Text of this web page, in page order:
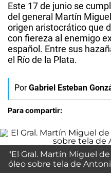
Este 17 de junio se
del general Martín
origen aristocrático que
con fiereza al enemigo
español. Entre sus
el Río de la Plata.
Por Gabriel Esteban
Para compartir:
"El Gral. Martín Miguel
óleo sobre tela de